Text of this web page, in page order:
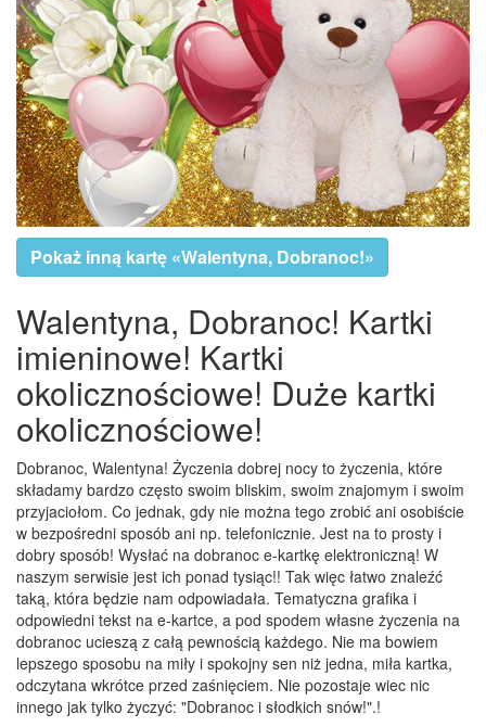
Pokaż inną kartę «Walentyna, Dobranoc!»
Walentyna, Dobranoc! Kartki
imieninowe! Kartki
okolicznościowe! Duże kartki
okolicznościowe!
Dobranoc, Walentyna! Życzenia dobrej nocy to życzenia, które
składamy bardzo często swoim bliskim, swoim znajomym i swoim
przyjaciołom. Co jednak, gdy nie można tego zrobić ani osobiście
w bezpośredni sposób ani np. telefonicznie. Jest na to prosty i
dobry sposób! Wysłać na dobranoc e-kartkę elektroniczną! W
naszym serwisie jest ich ponad tysiąc!! Tak więc łatwo znaleźć
taką, która będzie nam odpowiadała. Tematyczna grafika i
odpowiedni tekst na e-kartce, a pod spodem własne życzenia na
dobranoc ucieszą z całą pewnością każdego. Nie ma bowiem
lepszego sposobu na miły i spokojny sen niż jedna, miła kartka,
odczytana wkrótce przed zaśnięciem. Nie pozostaje wiec nic
innego jak tylko życzyć: "Dobranoc i słodkich snów!".!